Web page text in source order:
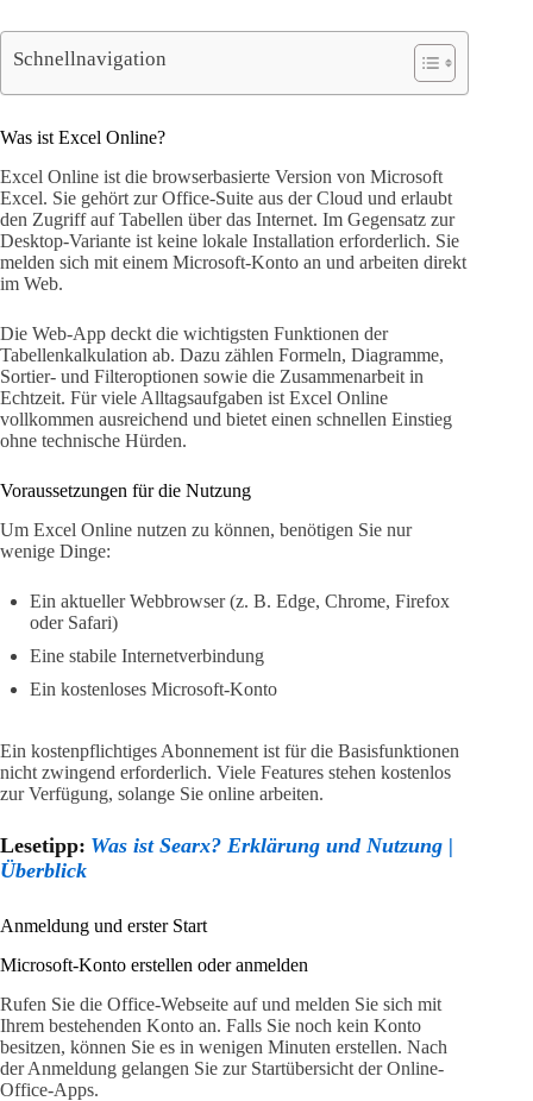
Schnellnavigation
Was ist Excel Online?
Excel Online ist die browserbasierte Version von Microsoft
Excel. Sie gehört zur Office-Suite aus der Cloud und erlaubt
den Zugriff auf Tabellen über das Internet. Im Gegensatz zur
Desktop-Variante ist keine lokale Installation erforderlich. Sie
melden sich mit einem Microsoft-Konto an und arbeiten direkt
im Web.
Die Web-App deckt die wichtigsten Funktionen der
Tabellenkalkulation ab. Dazu zählen Formeln, Diagramme,
Sortier- und Filteroptionen sowie die Zusammenarbeit in
Echtzeit. Für viele Alltagsaufgaben ist Excel Online
vollkommen ausreichend und bietet einen schnellen Einstieg
ohne technische Hürden.
Voraussetzungen für die Nutzung
Um Excel Online nutzen zu können, benötigen Sie nur
wenige Dinge:
Ein aktueller Webbrowser (z. B. Edge, Chrome, Firefox
oder Safari)
Eine stabile Internetverbindung
Ein kostenloses Microsoft-Konto
Ein kostenpflichtiges Abonnement ist für die Basisfunktionen
nicht zwingend erforderlich. Viele Features stehen kostenlos
zur Verfügung, solange Sie online arbeiten.
Lesetipp: Was ist Searx? Erklärung und Nutzung |
Überblick
Anmeldung und erster Start
Microsoft-Konto erstellen oder anmelden
Rufen Sie die Office-Webseite auf und melden Sie sich mit
Ihrem bestehenden Konto an. Falls Sie noch kein Konto
besitzen, können Sie es in wenigen Minuten erstellen. Nach
der Anmeldung gelangen Sie zur Startübersicht der Online-
Office-Apps.